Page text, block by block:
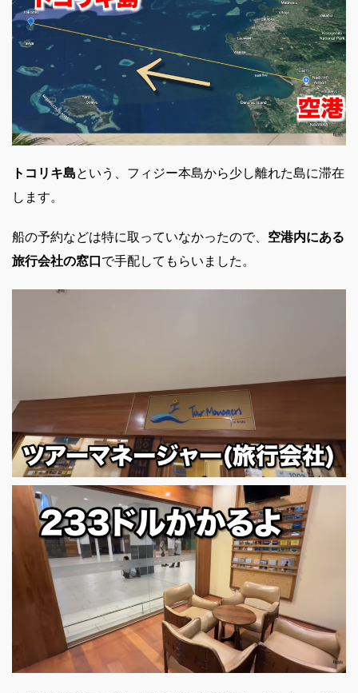
トコリキ島という、フィジー本島から少し離れた島に滞在
します。
船の予約などは特に取っていなかったので、 空港内にある
旅行会社の窓口 で手配してもらいました。